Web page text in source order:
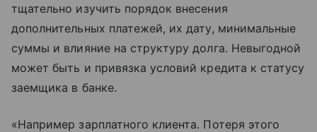
тщательно изучить порядок внесения
дополнительных платежей, их дату, минимальные
суммы и влияние на структуру долга. Невыгодной
может быть и привязка условий кредита к статусу
заемщика в банке.
«Например зарплатного клиента. Потеря этого